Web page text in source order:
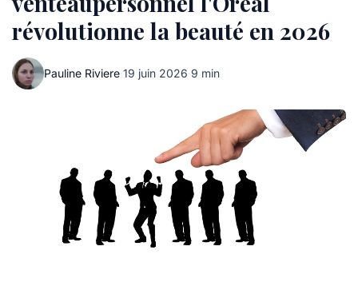
révolutionne la beauté en 2026
Pauline Riviere·19 juin 2026·9 min